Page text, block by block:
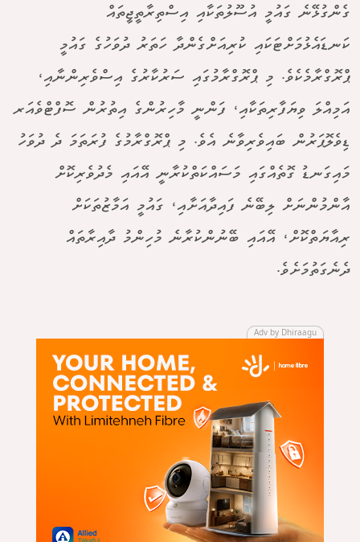
ގެންގުޅޭނެ ގައުމީ އުސޫލުތަކާއި އިސްތިރާތީޖީތައް
ކަނޑައެޅުމަށްޓަކައި ކުރިއަށްގެންދާ ހަތަރު ދުވަހުގެ ގައުމީ
ޕްރޮގްރާމެކެވެ. މި ޕްރޮގްރާމުގައި ސަރުކާރުގެ އިސްވެރިންނާއި،
އަމިއްލަ ވިޔަފާރިތަކާއި، ފަންނީ މާހިރުންގެ އިތުރުން ސޮފްޓްވެއަރ
ޑިވެލޮޕަރުން ބައިވެރިވާނެ އެވެ. މި ޕްރޮގްރާމުގެ ފުރަތަމަ ދެ ދުވަހު
މައިގަނޑު ގޮތެއްގައި މަސައްކަތްކުރާނީ އޭއައި މެދުވެރިކޮށް
އާންމުންނަށް ލިބޭނެ ފައިދާއަށާއި، ގައުމީ އަމާޒުތަކަށް
ރިއާޔަތްކޮށް، އޭއައި ބޭނުންކުރާނެ މުހިންމު ދާއިރާތައް
ދެނެގަތުމަށެވެ.
Adv by Dhiraagu